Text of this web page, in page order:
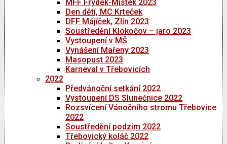
MFF Frýdek-Místek 2023
Den dětí, MC Krteček
DFF Májíček, Zlín 2023
Soustředění Klokočov – jaro 2023
Vystoupení v MŠ
Vynášení Mařeny 2023
Masopust 2023
Karneval v Třebovicích
2022
Předvánoční setkání 2022
Vystoupení DS Slunečnice 2022
Rozsvícení Vánočního stromu Třebovice
2022
Soustředění podzim 2022
Třebovický koláč 2022